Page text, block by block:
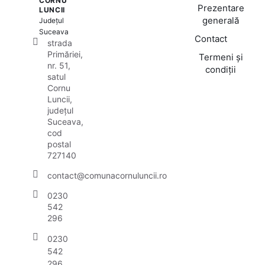
LUNCII
Județul
Suceava
strada
Primăriei,
nr. 51,
satul
Cornu
Luncii,
județul
Suceava,
cod
postal
727140
contact@comunacornuluncii.ro
0230
542
296
0230
542
Prezentare
generală
Contact
Termeni și
condiții